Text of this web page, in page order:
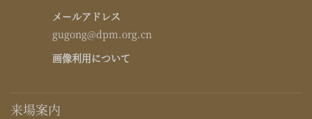
メールアドレス
gugong@dpm.org.cn
画像利用について
来場案内